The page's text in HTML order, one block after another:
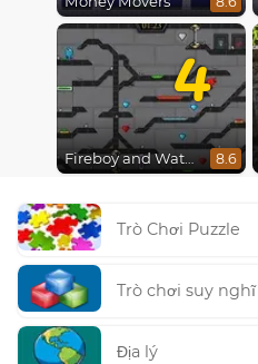
4
Fireboy and Watergirl 4 : Crystal Temple 8.6
Trò Chơi Puzzle
Trò chơi suy nghĩ
Địa lý